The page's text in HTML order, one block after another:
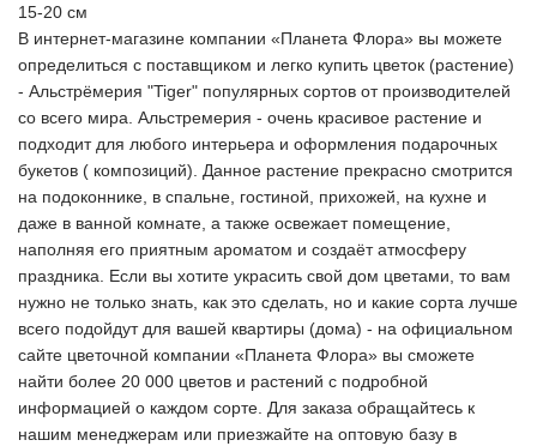
15-20 см
В интернет-магазине компании «Планета Флора» вы можете
определиться с поставщиком и легко купить цветок (растение)
- Альстрёмерия "Tiger" популярных сортов от производителей
со всего мира. Альстремерия - очень красивое растение и
подходит для любого интерьера и оформления подарочных
букетов ( композиций). Данное растение прекрасно смотрится
на подоконнике, в спальне, гостиной, прихожей, на кухне и
даже в ванной комнате, а также освежает помещение,
наполняя его приятным ароматом и создаёт атмосферу
праздника. Если вы хотите украсить свой дом цветами, то вам
нужно не только знать, как это сделать, но и какие сорта лучше
всего подойдут для вашей квартиры (дома) - на официальном
сайте цветочной компании «Планета Флора» вы сможете
найти более 20 000 цветов и растений с подробной
информацией о каждом сорте. Для заказа обращайтесь к
нашим менеджерам или приезжайте на оптовую базу в